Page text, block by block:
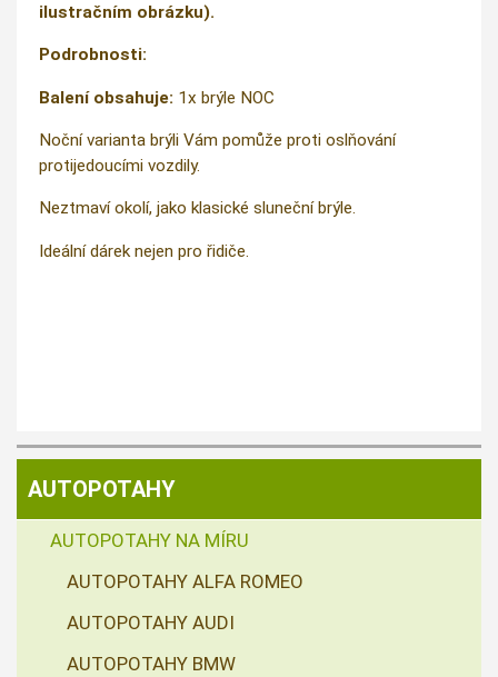
ilustračním obrázku).
Podrobnosti:
Balení obsahuje: 1x brýle NOC
Noční varianta brýli Vám pomůže proti oslňování
protijedoucími vozdily.
Neztmaví okolí, jako klasické sluneční brýle.
Ideální dárek nejen pro řidiče.
AUTOPOTAHY
AUTOPOTAHY NA MÍRU
AUTOPOTAHY ALFA ROMEO
AUTOPOTAHY AUDI
AUTOPOTAHY BMW